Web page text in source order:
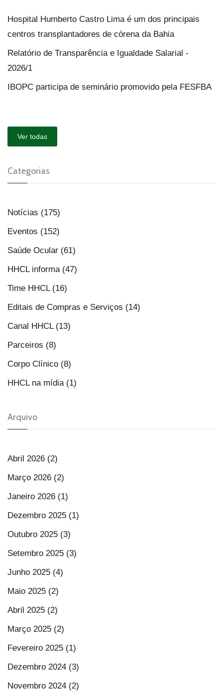
Hospital Humberto Castro Lima é um dos principais
centros transplantadores de córena da Bahia
Relatório de Transparência e Igualdade Salarial -
2026/1
IBOPC participa de seminário promovido pela FESFBA
Ver todas
Categorias
Notícias (175)
Eventos (152)
Saúde Ocular (61)
HHCL informa (47)
Time HHCL (16)
Editais de Compras e Serviços (14)
Canal HHCL (13)
Parceiros (8)
Corpo Clínico (8)
HHCL na mídia (1)
Arquivo
Abril 2026 (2)
Março 2026 (2)
Janeiro 2026 (1)
Dezembro 2025 (1)
Outubro 2025 (3)
Setembro 2025 (3)
Junho 2025 (4)
Maio 2025 (2)
Abril 2025 (2)
Março 2025 (2)
Fevereiro 2025 (1)
Dezembro 2024 (3)
Novembro 2024 (2)